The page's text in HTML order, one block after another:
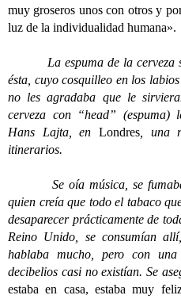
muy groseros unos con otros y
luz de la individualidad humana».
La espuma de la cerveza
ésta, cuyo cosquilleo en los
no les agradaba que le
cerveza con “head” (espuma)
Hans Lajta, en Londres , una
itinerarios.
Se oía música, se fumaba,
quien creía que todo el tabaco
desaparecer prácticamente de
Reino Unido, se consumían
hablaba mucho, pero con
decibelios casi no existían. Se
estaba en casa, estaba muy